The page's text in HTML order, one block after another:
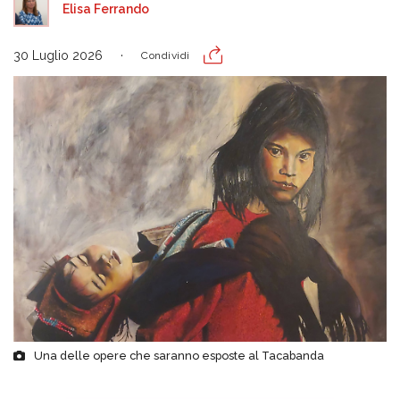
Elisa Ferrando
30 Luglio 2026 Condividi
Una delle opere che saranno esposte al Tacabanda